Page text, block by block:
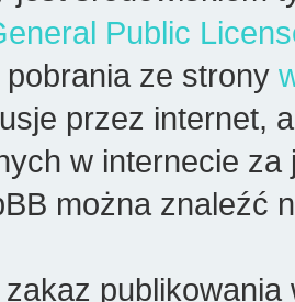
Public
ze strony
przez internet,
w internecie
można znaleźć